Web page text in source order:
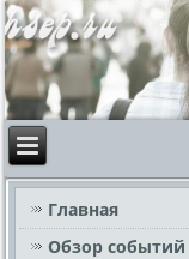
Главная
Обзор событий